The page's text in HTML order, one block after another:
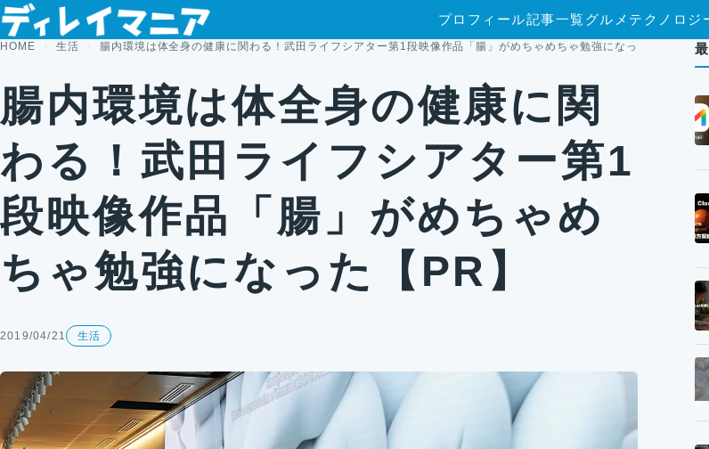
コンテンツへスキップ プロフィール記事一覧グルメ テクノロジ
HOME 生活 腸内環境は体全身の健康に関わる！武田ライフシアター第1段映像作品「腸」がめちゃめちゃ勉強になった【PR】
腸内環境は体全身の健康に関
わる！武田ライフシアター第1
段映像作品「腸」がめちゃめ
ちゃ勉強になった【PR】
2019/04/21 生活